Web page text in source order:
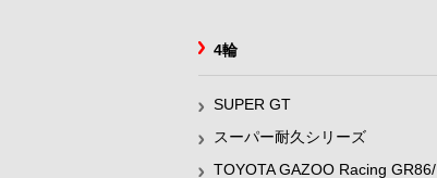
4輪
SUPER GT
スーパー耐久シリーズ
TOYOTA GAZOO Racing GR86/